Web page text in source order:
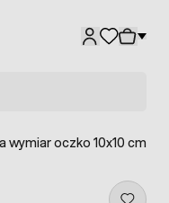
oczko 10x10 cm